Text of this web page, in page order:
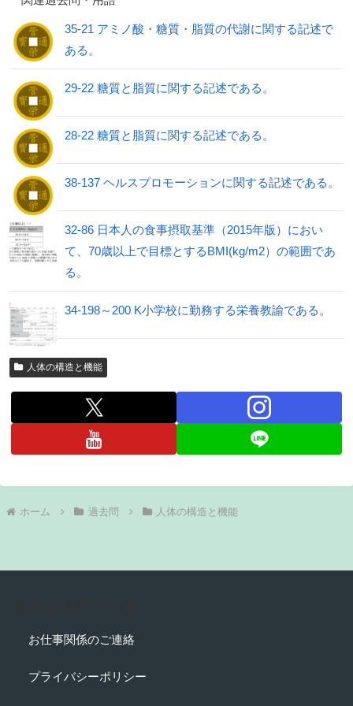
35-21 アミノ酸・糖質・脂質の代謝に関する記述で
ある。
29-22 糖質と脂質に関する記述である。
28-22 糖質と脂質に関する記述である。
38-137 ヘルスプロモーションに関する記述である。
32-86 日本人の食事摂取基準（2015年版）におい
て、70歳以上で目標とするBMI(kg/m2）の範囲であ
る。
34-198～200 K小学校に勤務する栄養教諭である。
人体の構造と機能
ホーム 過去問 人体の構造と機能
お仕事関係のご連絡
プライバシーポリシー